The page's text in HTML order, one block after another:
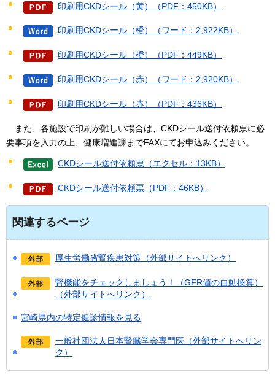
印刷用CKDシール（黄）（PDF：450KB）
印刷用CKDシール（橙）（ワード：2,922KB）
印刷用CKDシール（橙）（PDF：449KB）
印刷用CKDシール（赤）（ワード：2,920KB）
印刷用CKDシール（赤）（PDF：436KB）
また、 各施設で印刷が難しい場合は、CKDシール送付依頼票に必
要事項を入力の上、健康増進課までFAXにてお申込みください。
CKDシール送付依頼票（エクセル：13KB）
CKDシール送付依頼票（PDF：46KB）
関連するページ
厚生労働省腎疾患対策（外部サイトへリンク）
腎機能をチェックしましょう！（GFR値の自動換算）
（外部サイトへリンク）
宮崎県内の特定健診情報を見る
一般社団法人日本腎臓学会専門医（外部サイトへリン
ク）